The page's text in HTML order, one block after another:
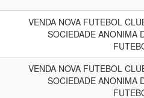
VENDA NOVA FUTEBOL
SOCIEDADE ANONIMA
VENDA NOVA FUTEBOL
SOCIEDADE ANONIMA